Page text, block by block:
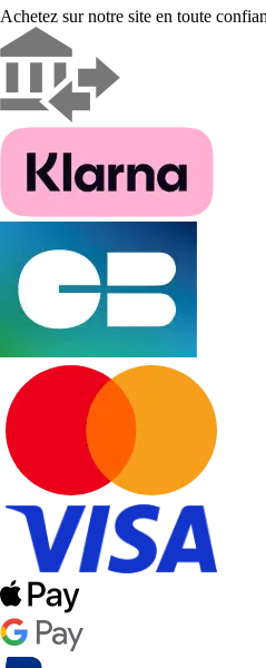
Achetez sur notre site en toute